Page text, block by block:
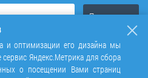
и оптимизации его дизайна мы
Яндекс.Метрика для сбора
о посещении Вами страниц